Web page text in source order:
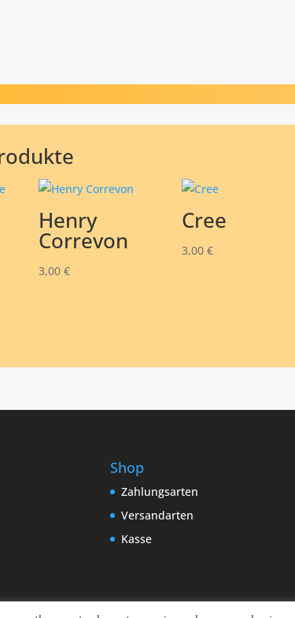
Henry
Correvon
3,00 €
Cree
3,00€
Shop
Zahlungsarten
Versandarten
Kasse